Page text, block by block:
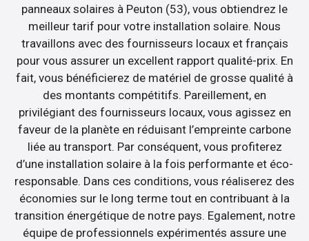
panneaux solaires à Peuton (53), vous obtiendrez le
meilleur tarif pour votre installation solaire. Nous
travaillons avec des fournisseurs locaux et français
pour vous assurer un excellent rapport qualité-prix. En
fait, vous bénéficierez de matériel de grosse qualité à
des montants compétitifs. Pareillement, en
privilégiant des fournisseurs locaux, vous agissez en
faveur de la planète en réduisant l’empreinte carbone
liée au transport. Par conséquent, vous profiterez
d’une installation solaire à la fois performante et éco-
responsable. Dans ces conditions, vous réaliserez des
économies sur le long terme tout en contribuant à la
transition énergétique de notre pays. Egalement, notre
équipe de professionnels expérimentés assure une